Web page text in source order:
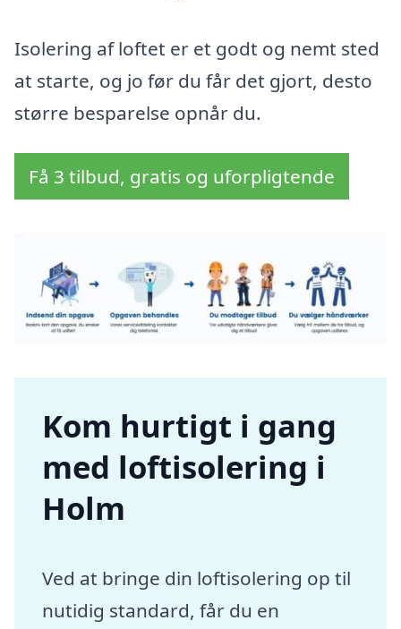
Isolering af loftet er et godt og nemt sted
at starte, og jo før du får det gjort, desto
større besparelse opnår du.
Få 3 tilbud, gratis og uforpligtende
Kom hurtigt i gang
med loftisolering i
Holm
Ved at bringe din loftisolering op til
nutidig standard, får du en